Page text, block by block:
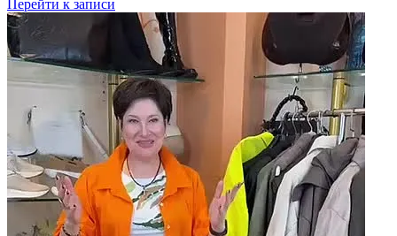
Перейти к записи